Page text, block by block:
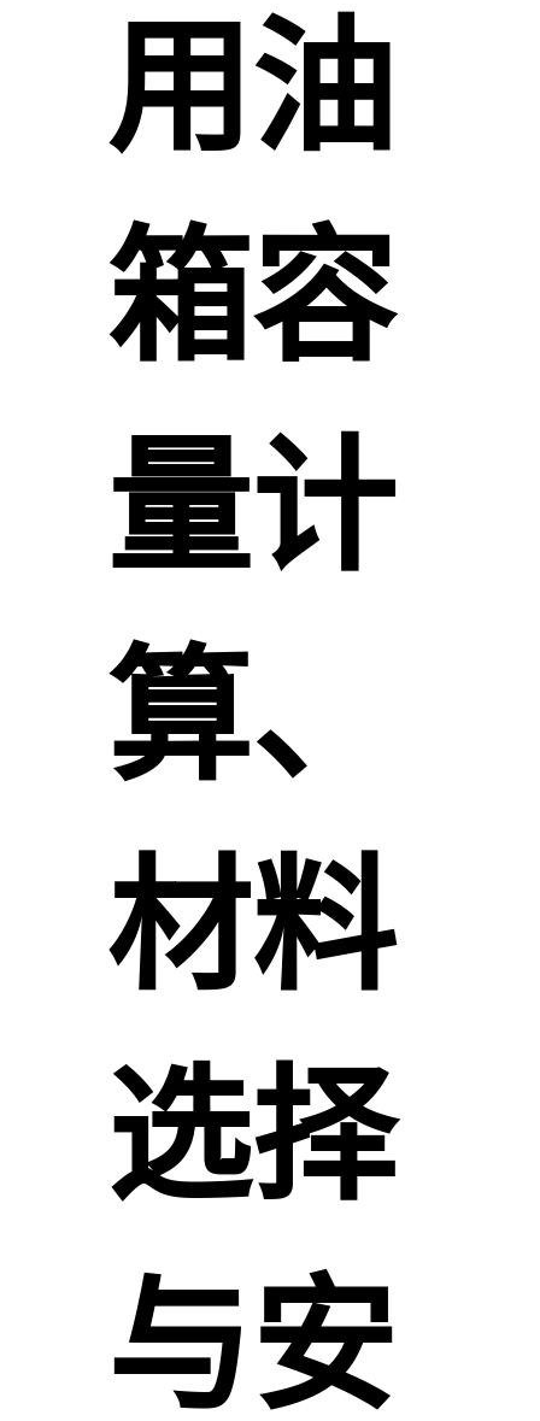
用油
箱容
量计
算、
材料
选择
与安